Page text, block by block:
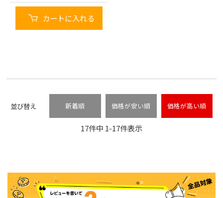
カートに入れる
並び替え 新着順 価格が安い順 価格が高い順
17件中 1-17件表示